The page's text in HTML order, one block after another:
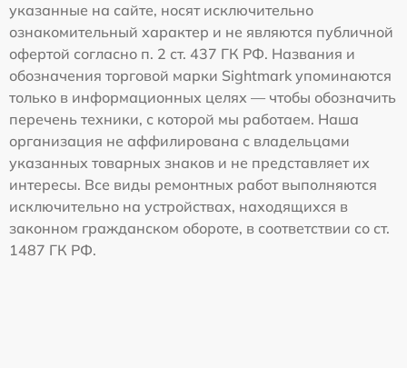
указанные на сайте, носят исключительно
ознакомительный характер и не являются публичной
офертой согласно п. 2 ст. 437 ГК РФ. Названия и
обозначения торговой марки Sightmark упоминаются
только в информационных целях — чтобы обозначить
перечень техники, с которой мы работаем. Наша
организация не аффилирована с владельцами
указанных товарных знаков и не представляет их
интересы. Все виды ремонтных работ выполняются
исключительно на устройствах, находящихся в
законном гражданском обороте, в соответствии со ст.
1487 ГК РФ.